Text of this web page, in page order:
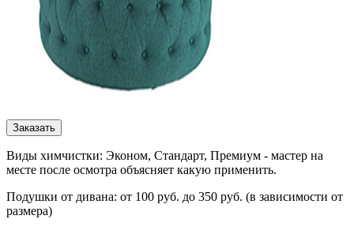
Заказать
Виды химчистки: Эконом, Стандарт, Премиум - мастер на
месте после осмотра объясняет какую применить.
Подушки от дивана: от 100 руб. до 350 руб. (в зависимости от
размера)